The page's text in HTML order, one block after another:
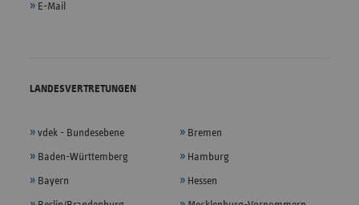
E-Mail
LANDESVERTRETUNGEN
vdek - Bundesebene
Baden-Württemberg
Bayern
Bremen
Hamburg
Hessen